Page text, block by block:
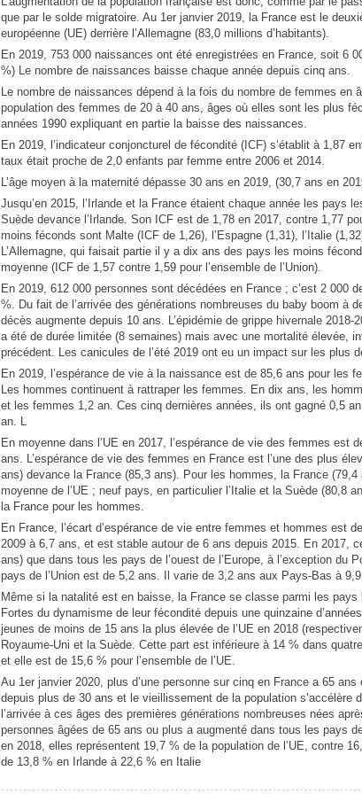
que par le solde migratoire. Au 1er janvier 2019, la France est le
européenne (UE) derrière l’Allemagne (83,0 millions d’habitants).
En 2019, 753 000 naissances ont été enregistrées en France, soit 6
%) Le nombre de naissances baisse chaque année depuis cinq ans.
Le nombre de naissances dépend à la fois du nombre de femmes en
population des femmes de 20 à 40 ans, âges où elles sont les plus
années 1990 expliquant en partie la baisse des naissances.
En 2019, l’indicateur conjoncturel de fécondité (ICF) s’établit à 1,87
taux était proche de 2,0 enfants par femme entre 2006 et 2014.
L’âge moyen à la maternité dépasse 30 ans en 2019, (30,7 ans en
Jusqu’en 2015, l’Irlande et la France étaient chaque année les pays
Suède devance l’Irlande. Son ICF est de 1,78 en 2017, contre 1,77
moins féconds sont Malte (ICF de 1,26), l’Espagne (1,31), l’Italie
L’Allemagne, qui faisait partie il y a dix ans des pays les moins
moyenne (ICF de 1,57 contre 1,59 pour l’ensemble de l’Union).
En 2019, 612 000 personnes sont décédées en France ; c’est 2 000
%. Du fait de l’arrivée des générations nombreuses du baby boom à
décès augmente depuis 10 ans. L’épidémie de grippe hivernale
a été de durée limitée (8 semaines) mais avec une mortalité élevée,
précédent. Les canicules de l’été 2019 ont eu un impact sur les plus
En 2019, l’espérance de vie à la naissance est de 85,6 ans pour les
Les hommes continuent à rattraper les femmes. En dix ans, les
et les femmes 1,2 an. Ces cinq dernières années, ils ont gagné 0,5
an. L
En moyenne dans l’UE en 2017, l’espérance de vie des femmes est
ans. L’espérance de vie des femmes en France est l’une des plus
ans) devance la France (85,3 ans). Pour les hommes, la France
moyenne de l’UE ; neuf pays, en particulier l’Italie et la Suède (80,8
la France pour les hommes.
En France, l’écart d’espérance de vie entre femmes et hommes est
2009 à 6,7 ans, et est stable autour de 6 ans depuis 2015. En 2017,
ans) que dans tous les pays de l’ouest de l’Europe, à l’exception du
pays de l’Union est de 5,2 ans. Il varie de 3,2 ans aux Pays-Bas à
Même si la natalité est en baisse, la France se classe parmi les pays
Fortes du dynamisme de leur fécondité depuis une quinzaine
jeunes de moins de 15 ans la plus élevée de l’UE en 2018
Royaume-Uni et la Suède. Cette part est inférieure à 14 % dans
et elle est de 15,6 % pour l’ensemble de l’UE.
Au 1er janvier 2020, plus d’une personne sur cinq en France a 65
depuis plus de 30 ans et le vieillissement de la population s’accélère
l’arrivée à ces âges des premières générations nombreuses nées
personnes âgées de 65 ans ou plus a augmenté dans tous les pays
en 2018, elles représentent 19,7 % de la population de l’UE, contre
de 13,8 % en Irlande à 22,6 % en Italie